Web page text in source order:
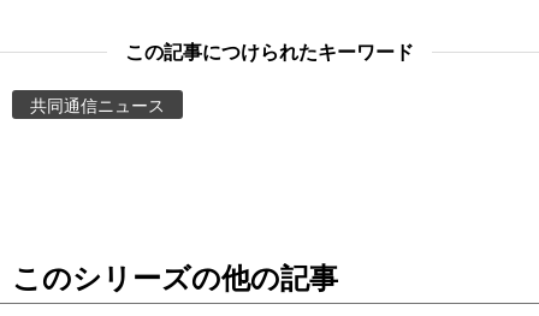
お知らせ
この記事につけられたキーワード
共同通信ニュース
このシリーズの他の記事